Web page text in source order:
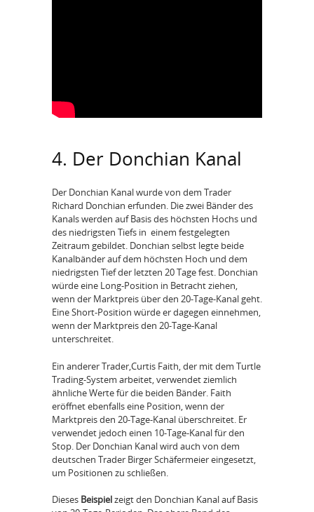
4. Der Donchian Kanal
Der Donchian Kanal wurde von dem Trader
Richard Donchian erfunden. Die zwei Bänder des
Kanals werden auf Basis des höchsten Hochs und
des niedrigsten Tiefs in einem festgelegten
Zeitraum gebildet. Donchian selbst legte beide
Kanalbänder auf dem höchsten Hoch und dem
niedrigsten Tief der letzten 20 Tage fest. Donchian
würde eine Long-Position in Betracht ziehen,
wenn der Marktpreis über den 20-Tage-Kanal geht.
Eine Short-Position würde er dagegen einnehmen,
wenn der Marktpreis den 20-Tage-Kanal
unterschreitet.
Ein anderer Trader,Curtis Faith, der mit dem Turtle
Trading-System arbeitet, verwendet ziemlich
ähnliche Werte für die beiden Bänder. Faith
eröffnet ebenfalls eine Position, wenn der
Marktpreis den 20-Tage-Kanal überschreitet. Er
verwendet jedoch einen 10-Tage-Kanal für den
Stop. Der Donchian Kanal wird auch von dem
deutschen Trader Birger Schäfermeier eingesetzt,
um Positionen zu schließen.
Dieses Beispielzeigt den Donchian Kanal auf Basis